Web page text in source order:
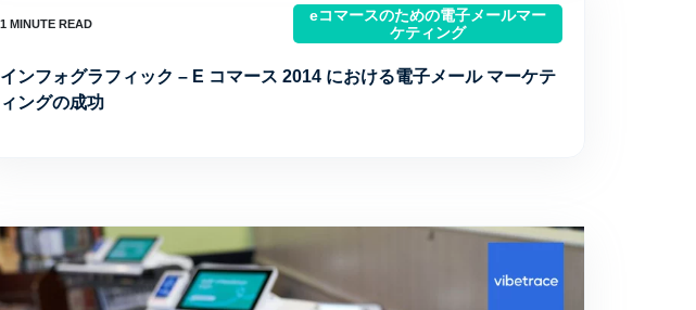
eコマースのための電子メールマー
ケティング
インフォグラフィック – E コマース 2014 における電子メール マーケテ
ィングの成功